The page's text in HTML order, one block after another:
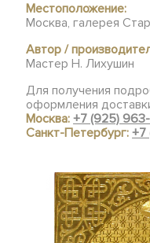
Местоположение:
Москва, галерея
Автор /
Мастер Н. Лихушин
Для получения
оформления
Москва:+7 (925)
Санкт-Петербург:+7